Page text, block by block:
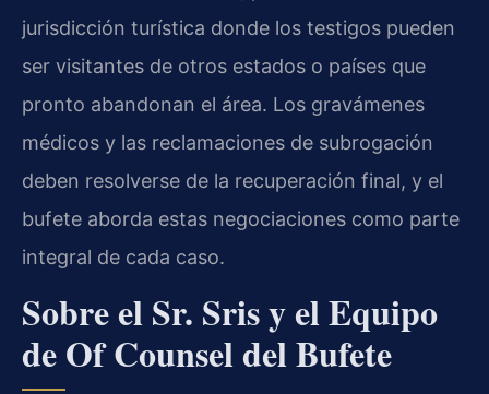
jurisdicción turística donde los testigos pueden
ser visitantes de otros estados o países que
pronto abandonan el área. Los gravámenes
médicos y las reclamaciones de subrogación
deben resolverse de la recuperación final, y el
bufete aborda estas negociaciones como parte
integral de cada caso.
Sobre el Sr. Sris y el Equipo
de Of Counsel del Bufete